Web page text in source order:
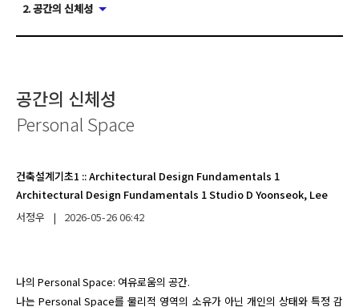
2. 공간의 신체성
공간의 신체성
Personal Space
건축설계기초1 ::Architectural Design Fundamentals 1
Architectural Design Fundamentals 1 Studio D Yoonseok, Lee
서정우
| 2026-05-2606:42
나의 Personal Space: 여유로움의 공간.
나는 Personal Space를 물리적 영역의 소유가 아닌 개인의 상태와 특정 감